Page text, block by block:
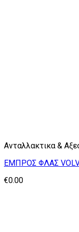
Ανταλλακτικα &
ΕΜΠΡΟΣ ΦΛΑΣ
€0.00